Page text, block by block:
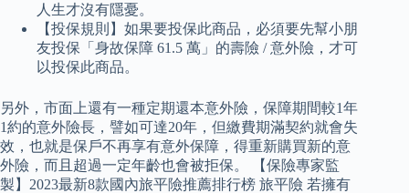
人生才沒有隱憂。
【投保規則】如果要投保此商品，必須要先幫小朋
友投保「身故保障 61.5 萬」的壽險 / 意外險，才可
以投保此商品。
另外，市面上還有一種定期還本意外險，保障期間較1年
1約的意外險長，譬如可達20年，但繳費期滿契約就會失
效，也就是保戶不再享有意外保障，得重新購買新的意
外險，而且超過一定年齡也會被拒保。 【保險專家監
製】2023最新8款國內旅平險推薦排行榜 旅平險 若擁有